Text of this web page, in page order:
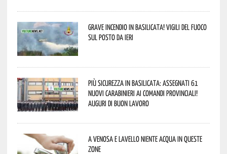
Grave incendio in Basilicata! Vigili del fuoco
sul posto da ieri
Più sicurezza in Basilicata: assegnati 61
nuovi Carabinieri ai Comandi provinciali!
Auguri di buon lavoro
A Venosa e Lavello niente acqua in queste
zone